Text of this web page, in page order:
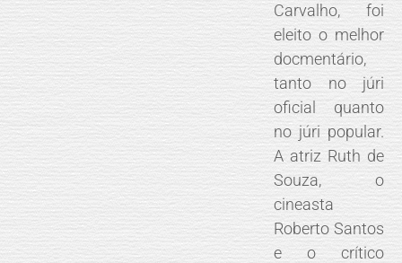
Carvalho, foi
eleito o melhor
docmentário,
tanto no júri
oficial quanto
no júri popular.
A atriz Ruth de
Souza, o
cineasta
Roberto Santos
e o crítico